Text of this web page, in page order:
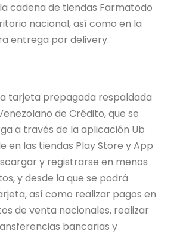
cadena de tiendas Farmatodo
nacional, así como en la
entrega por delivery.
tarjeta prepagada respaldada
de Crédito, que se
a través de la aplicación Ub
en las tiendas Play Store y App
y registrarse en menos
y desde la que se podrá
así como realizar pagos en
de venta nacionales, realizar
bancarias y